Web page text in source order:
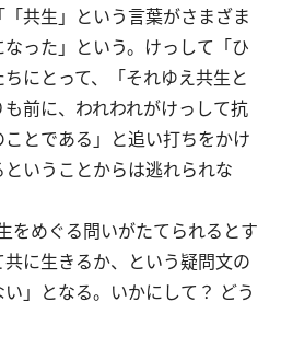
共生」という言葉がさまざま
った」という。けっして「ひ
にとって、「それゆえ共生と
前に、われわれがけっして抗
とである」と追い打ちをかけ
いうことからは逃れられな
をめぐる問いがたてられるとす
に生きるか、という疑問文の
」となる。いかにして？ どう